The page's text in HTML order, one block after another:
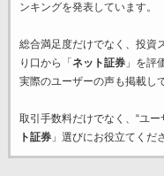
ンキングを発表しています。
総合満足度だけでなく、投資
り口から「 ネット証券」を評
実際のユーザーの声も掲載し
取引手数料だけでなく、“ユ
ト証券」選びにお役立てくだ